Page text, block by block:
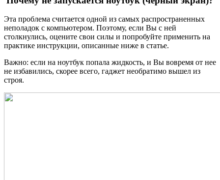
Эта проблема считается одной из самых распространенных
неполадок с компьютером. Поэтому, если Вы с ней
столкнулись, оцените свои силы и попробуйте применить на
практике инструкции, описанные ниже в статье.
Важно: если на ноутбук попала жидкость, и Вы вовремя от нее
не избавились, скорее всего, гаджет необратимо вышел из
строя.